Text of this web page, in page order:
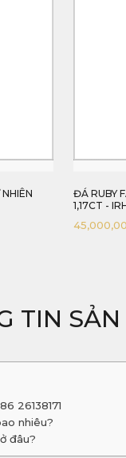
100%
ĐÁ RUBY
1,13CT -
TIN
26138171
nhiêu?
đâu?